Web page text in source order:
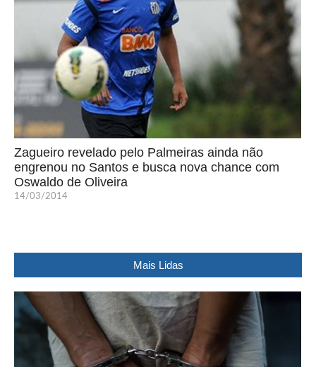
Zagueiro revelado pelo Palmeiras ainda não
engrenou no Santos e busca nova chance com
Oswaldo de Oliveira
14/03/2014
Mais Lidas